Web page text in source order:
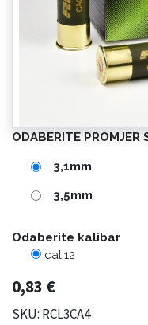
ODABERITE PROMJER
3,1mm
3,5mm
Odaberite kalibar
cal.12
0,83 €
SKU: RCL3CA4